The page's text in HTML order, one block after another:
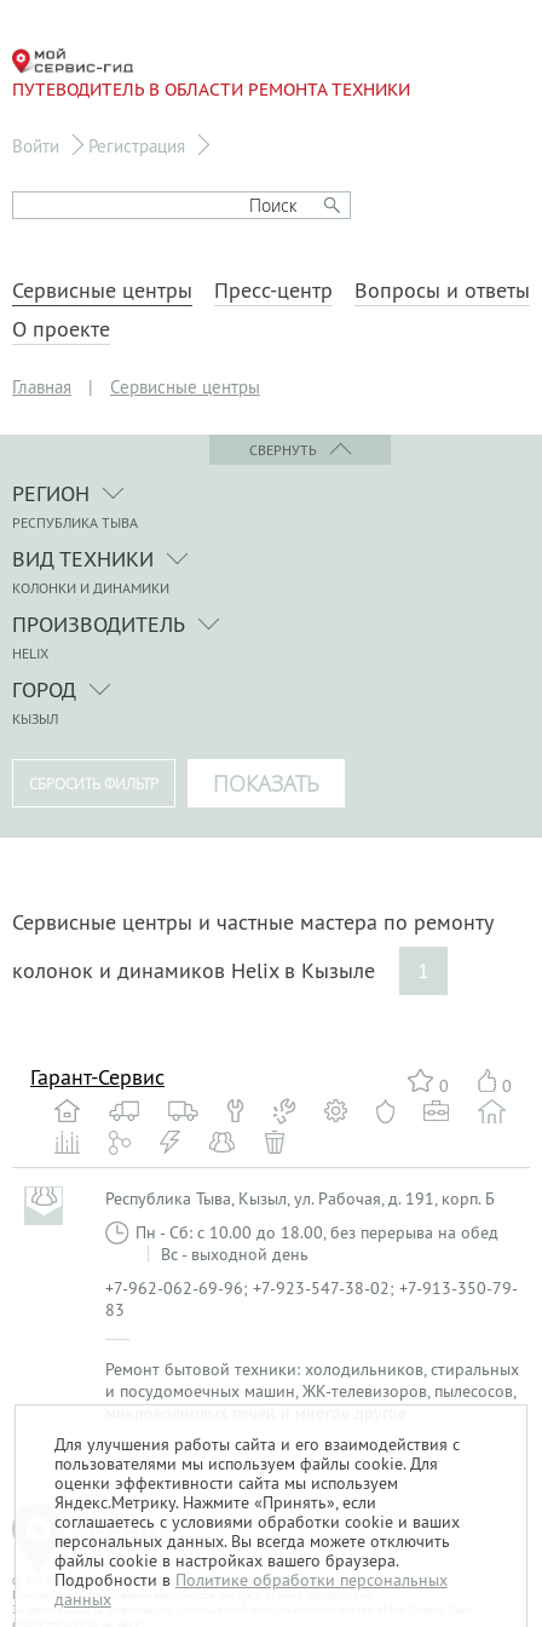
ПУТЕВОДИТЕЛЬ В ОБЛАСТИ РЕМОНТА ТЕХНИКИ
Войти Регистрация
Сервисные центры Пресс-центр
Вопросы и ответы
О проекте
Главная | Сервисные центры
СВЕРНУТЬ
РЕГИОН
РЕСПУБЛИКА ТЫВА
ВИД ТЕХНИКИ
КОЛОНКИ И ДИНАМИКИ
ПРОИЗВОДИТЕЛЬ
HELIX
ГОРОД
КЫЗЫЛ
Сервисные центры и частные мастера по ремонту
колонок и динамиков Helix в Кызыле
1
0 0
Гарант-Сервис
Республика Тыва, Кызыл, ул. Рабочая, д. 191, корп. Б
Пн - Сб: с 10.00 до 18.00, без перерыва на обед
Вс - выходной день
+7-962-062-69-96; +7-923-547-38-02; +7-913-350-79-
83
Ремонт бытовой техники: холодильников, стиральных
и посудомоечных машин, ЖК-телевизоров, пылесосов,
микроволновых печей и многое другое
1
© 2014-2026. «Мой Сервис-Гид» – проект группы «Текарт».
При любом использовании материалов ресурса ссылка обязательна.
За достоверность информации, размещенной пользователями, портал «Мой Сервис-Гид»
Для улучшения работы сайта и его взаимодействия с
пользователями мы используем файлы cookie. Для
оценки эффективности сайта мы используем
Яндекс.Метрику. Нажмите «Принять», если
соглашаетесь с условиями обработки cookie и ваших
персональных данных. Вы всегда можете отключить
файлы cookie в настройках вашего браузера.
Подробности в Политике обработки персональных
данных